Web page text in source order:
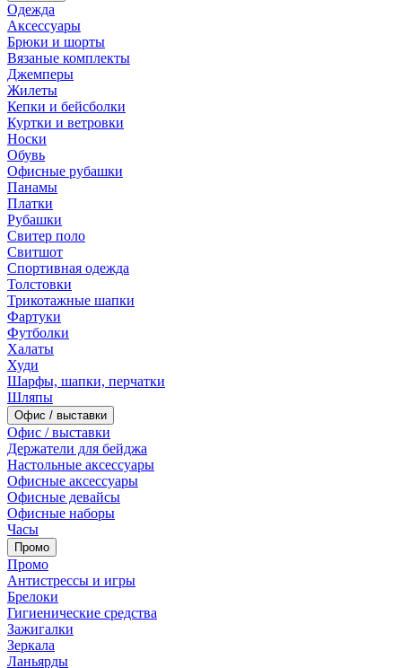
Одежда
Аксессуары
Брюки и шорты
Вязаные комплекты
Джемперы
Жилеты
Кепки и бейсболки
Куртки и ветровки
Носки
Обувь
Офисные рубашки
Панамы
Платки
Рубашки
Свитер поло
Свитшот
Спортивная одежда
Толстовки
Трикотажные шапки
Фартуки
Футболки
Халаты
Худи
Шарфы, шапки, перчатки
Шляпы
Офис / выставки
Офис / выставки
Держатели для бейджа
Настольные аксессуары
Офисные аксессуары
Офисные девайсы
Офисные наборы
Часы
Промо
Промо
Антистрессы и игры
Брелоки
Гигиенические средства
Зажигалки
Зеркала
Ланьярды